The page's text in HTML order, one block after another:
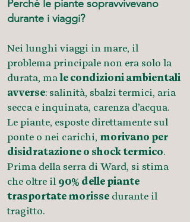
Perché le piante sopravvivevano
durante i viaggi?
Nei lunghi viaggi in mare, il
problema principale non era solo la
durata, male condizioni ambientali
avverse: salinità, sbalzi termici, aria
secca e inquinata, carenza d’acqua.
Le piante, esposte direttamente sul
ponte o nei carichi, morivano per
disidratazione o shock termico.
Prima della serra di Ward, si stima
che oltre il90% delle piante
trasportate morisse durante il
tragitto.